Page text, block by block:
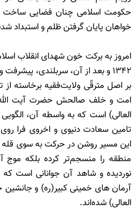
حکومت اسلامی چنان فضایی ساخت
خواهان پایان گرفتن ظلم و استبداد
امروز به برکت خون شهدای انقلاب
۱۳۴۲ و بعد از آن، سربلندی،
بر اصل مترقّی ولایت‌فقیه برخاسته از
امت و خلف صالحش حضرت آیت الله
العالی) است که به واسطه آن،
تامین سعادت دنیوی و اخروی فرا
این مسیر روشن در حرکت به سوی
منطقه را منسجم‌تر کرده بلکه موج
نوردیده و شاهد آن جوانانی است که
آرمان های خمینی کبیر(ره) و
العالی) شده‌اند.